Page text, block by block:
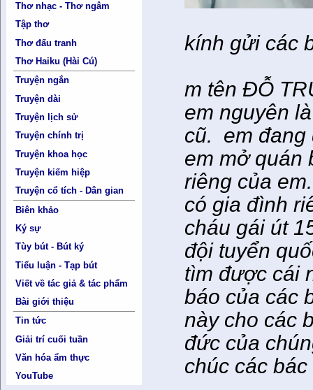
Thơ nhạc - Thơ ngâm
Tập thơ
Thơ đấu tranh
Thơ Haiku (Hài Cú)
Truyện ngắn
Truyện dài
Truyện lịch sử
Truyện chính trị
Truyện khoa học
Truyện kiếm hiệp
Truyện cổ tích - Dân gian
Biên khảo
Ký sự
Tùy bút - Bút ký
Tiểu luận - Tạp bút
Viết về tác giả & tác phẩm
Bài giới thiệu
Tin tức
Giải trí cuối tuần
Văn hóa ẩm thực
YouTube
kính gửi các
m tên ĐỖ
em nguyên
cũ. em đang
em mở quán
riêng của
có gia đình
cháu gái út
đội tuyển
tìm được cái
báo của các
này cho các
đức của
chúc các